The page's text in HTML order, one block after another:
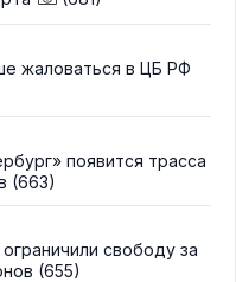
жаловаться в ЦБ РФ
появится трасса
(663)
свободу за
(655)